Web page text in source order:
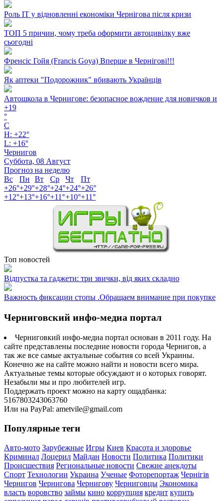
Роль ІТ у відновленні економіки Чернігова після кризи
ТОП 5 причин, чому треба оформити автоцивілку вже
сьогодні
Френсіс Гойя (Francis Goya) Вперше в Чернігові!!!
Як аптеки "Подорожник" вбивають Українців
Автошкола в Чернигове: безопасное вождение для новичков и
+19
°
C
H: +22°
L: +16°
Чернигов
Суббота, 08 Август
Прогноз на неделю
Вс
Пн Вт Ср Чт
Пт
+26°+29°+28°+24°+24°+26°
+12°+13°+16°+11°+10°+11°
Топ новостей
Відпустка та гаджети: три звички, від яких складно
Важность фиксации стопы .Обращаем внимание при покупке
Черниговский инфо-медиа портал
Черниговкий инфо-медиа портал основан в 2011 году. На
сайте представлены последние новости города Чернигов, а
так же все самые актуальные события со всей Украины.
Конечно же на сайте можно найти и новости всего мира.
Актуальные темы которые обсуждают и о которых говорят.
Незабыли мы и про любителей игр.
Поддержать проект можно на карту ощадбанка:
5167803243063760
Или на PayPal: ametvile@gmail.com
Популярные теги
Авто-мото Зарубежные Игры Киев Красота и здоровье
Криминал Лоцерил Майдан Новости Политика Политики
Происшествия Региональные новости Свежие анекдоты
Спорт Технологии Украина Ученые Фоторепортаж Чернігів
Чернигов Чернигова Чернигову Черниговцы Экономика
власть воровство займы кино коррупция кредит купить